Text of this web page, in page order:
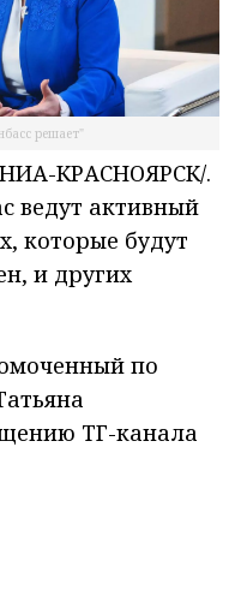
решает"
КРАСНОЯРСК/.
ведут активный
которые будут
и других
по
ТГ-канала